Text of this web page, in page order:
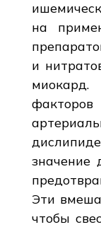
на
и
значение
Эти
чтобы